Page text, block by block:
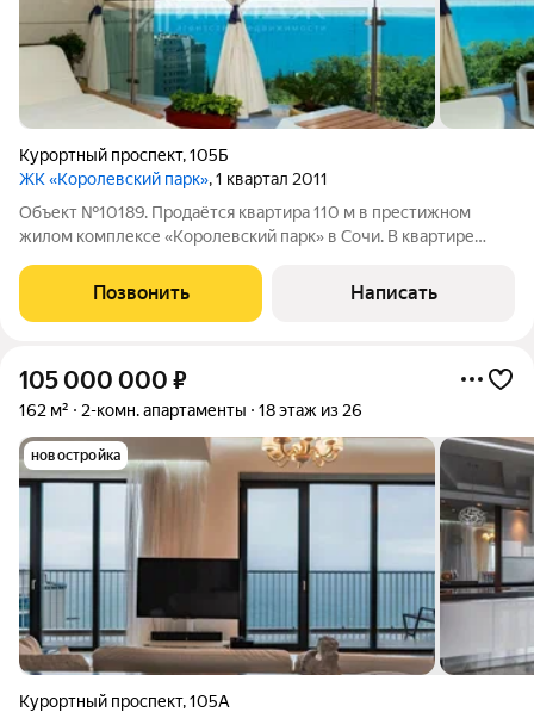
Курортный проспект,105Б
ЖК «Королевский парк», 1 квартал 2011
Объект №10189. Продаётся квартира 110 м в престижном
жилом комплексе «Королевский парк» в Сочи. В квартире
национальный парк, качественный ремонт с использованием
дорогих материалов и мебель от ведущих
Позвонить Написать
105 000 000 ₽
162 м² 2-комн. апартаменты 18 этаж из 26
новостройка
Курортный проспект,105А